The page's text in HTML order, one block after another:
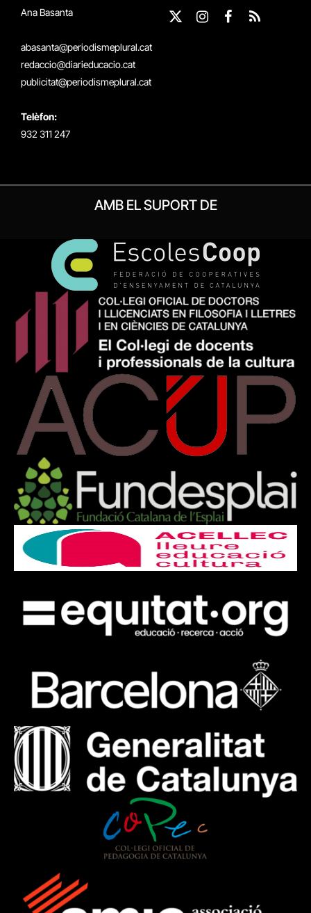
Ana Basanta
abasanta@periodismeplural.cat
redaccio@diarieducacio.cat
publicitat@periodismeplural.cat
Telèfon:
932 311 247
X
Instagram
Facebook
RSS
AMB EL SUPORT DE